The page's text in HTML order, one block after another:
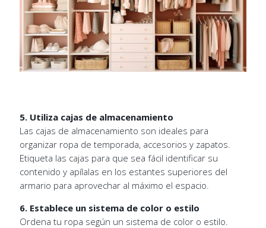
5. Utiliza cajas de almacenamiento
Las cajas de almacenamiento son ideales para
organizar ropa de temporada, accesorios y zapatos.
Etiqueta las cajas para que sea fácil identificar su
contenido y apílalas en los estantes superiores del
armario para aprovechar al máximo el espacio.
6. Establece un sistema de color o estilo
Ordena tu ropa según un sistema de color o estilo.